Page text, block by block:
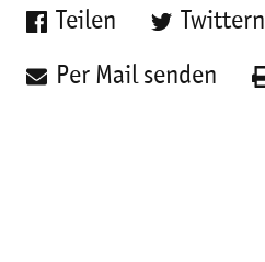
Teilen Twittern
Per Mail senden